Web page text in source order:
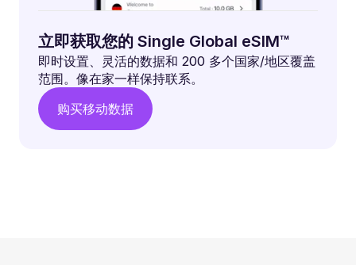
立即获取您的 Single Global eSIM™
即时设置、灵活的数据和 200 多个国家/地区覆盖
范围。像在家一样保持联系。
购买移动数据